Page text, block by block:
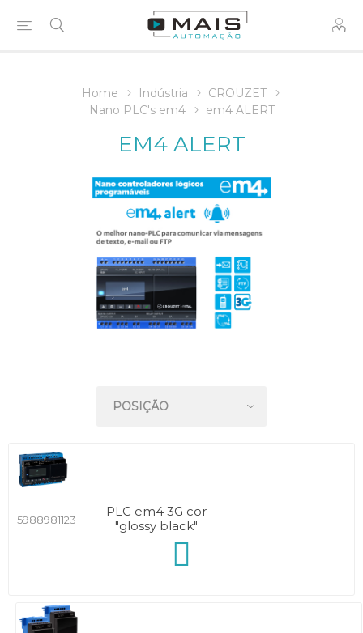
Home Indústria
CROUZET
Nano PLC's em4
em4 ALERT
EM4 ALERT
5988981123
PLC em4 3G cor
"glossy black"